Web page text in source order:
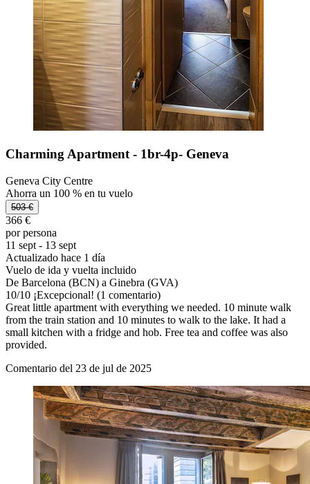
Charming Apartment - 1br-4p- Geneva
Geneva City Centre
Ahorra un 100 % en tu vuelo
503 €
366 €
por persona
11 sept - 13 sept
Actualizado hace 1 día
Vuelo de ida y vuelta incluido
De Barcelona (BCN) a Ginebra (GVA)
10/10 ¡Excepcional! (1 comentario)
Great little apartment with everything we needed. 10 minute walk
from the train station and 10 minutes to walk to the lake. It had a
small kitchen with a fridge and hob. Free tea and coffee was also
provided.
Comentario del 23 de jul de 2025